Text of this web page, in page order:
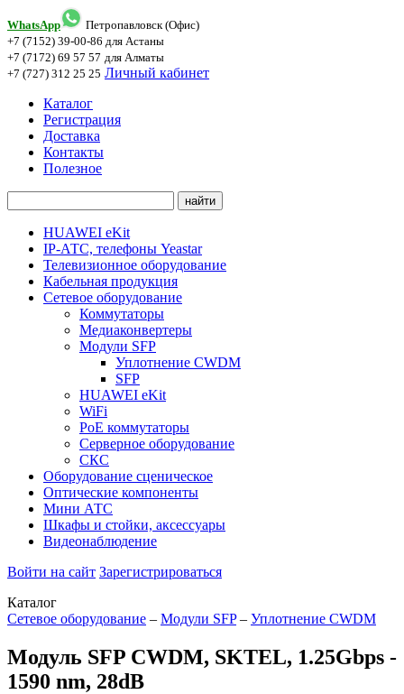
WhatsApp
Петропавловск (Офис)
+7 (7152) 39-00-86 для Астаны
+7 (7172) 69 57 57 для Алматы
+7 (727) 312 25 25 Личный кабинет
Каталог
Регистрация
Доставка
Контакты
Полезное
HUAWEI eKit
IP-АТС, телефоны Yeastar
Телевизионное оборудование
Кабельная продукция
Сетевое оборудование
Коммутаторы
Медиаконвертеры
Модули SFP
Уплотнение CWDM
SFP
HUAWEI eKit
WiFi
PoE коммутаторы
Серверное оборудование
СКС
Оборудование сценическое
Оптические компоненты
Мини АТС
Шкафы и стойки, аксессуары
Видеонаблюдение
Войти на сайт Зарегистрироваться
Каталог
Сетевое оборудование – Модули SFP– Уплотнение CWDM
Модуль SFP CWDM, SKTEL, 1.25Gbps -
1590 nm, 28dB